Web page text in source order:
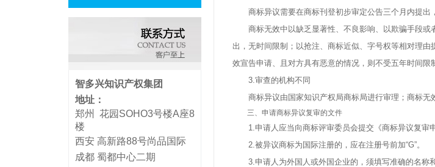
智多兴知识产权集团
地址：
郑州 花园SOHO3号楼A座8
楼
西安 高新路88号尚品国际
成都 蜀都中心二期
商标异议需要在商标刊登初步审定公告三个月内提出
商标无效中以缺乏显著性、不良影响、以欺骗手段或
出，无时间限制；以抢注、商标近似、字号权等相对理
效宣告申请、且对方具有恶意的情况，则不受五年时间限
3.审查的机构不同
商标异议由国家知识产权局商标局进行审理；商标无
三、申请商标异议复审的文件
1.申请人应当向商标评审委员会提交《商标异议复审申
2.被异议商标为国际注册的，应在注册号前加“G”。
3.申请人为外国人或外国企业的，须填写准确的名称和